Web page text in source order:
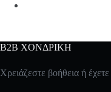
B2B ΧΟΝΔΡΙΚΗ
Χρειάζεστε βοήθεια ή